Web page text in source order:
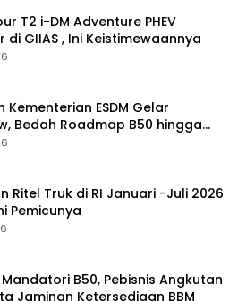
T2 i-DM Adventure PHEV
di GIIAS , Ini Keistimewaannya
Kementerian ESDM Gelar
Bedah Roadmap B50 hingga
Ritel Truk di RI Januari -Juli 2026
Pemicunya
B50, Pebisnis Angkutan
Jaminan Ketersediaan BBM